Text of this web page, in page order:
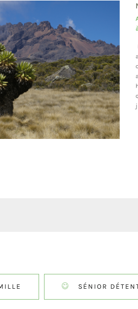
SÉNIOR